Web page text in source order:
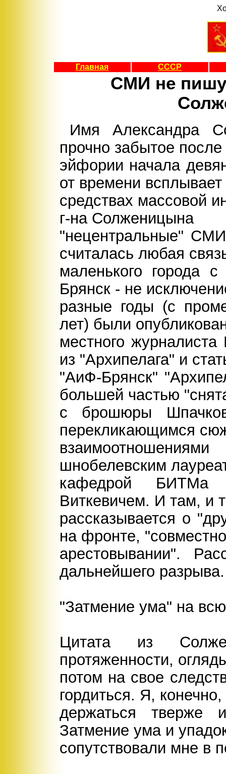
Главная СССР
СМИ не
Имя Александра
прочно забытое после
эйфории начала
от времени всплывает
средствах массовой
г-на Солженицына
"нецентральные"
считалась любая
маленького города
Брянск - не
разные годы (с
лет) были
местного
из "Архипелага" и
"АиФ-Брянск"
большей частью
с брошюры
перекликающимся
шнобелевским
кафедрой БИТМа
Виткевичем. И там, и
рассказывается о
на фронте,
арестовывании".
дальнейшего разрыва.
"Затмение ума" на
Цитата из
протяженности,
потом на свое
гордиться. Я, конечно,
держаться тверже
Затмение ума и
сопутствовали мне в